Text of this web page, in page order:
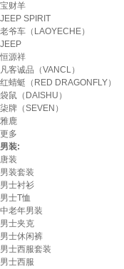
宝财羊
JEEP SPIRIT
老爷车（LAOYECHE）
JEEP
恒源祥
凡客诚品（VANCL）
红蜻蜓（RED DRAGONFLY）
袋鼠（DAISHU）
柒牌（SEVEN）
雅鹿
更多
男装:
唐装
男装套装
男士衬衫
男士T恤
中老年男装
男士夹克
男士休闲裤
男士西服套装
男士西服